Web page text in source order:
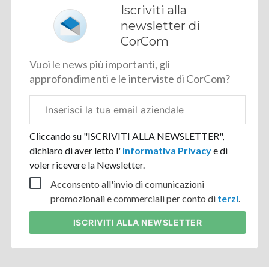
Iscriviti alla
newsletter di
CorCom
Vuoi le news più importanti, gli
approfondimenti e le interviste di CorCom?
aziendale
Cliccando su "ISCRIVITI ALLA NEWSLETTER",
dichiaro di aver letto l' Informativa Privacye di
voler ricevere la Newsletter.
Acconsento all'invio di comunicazioni
promozionali e commerciali per conto di terzi
ISCRIVITI ALLA NEWSLETTER